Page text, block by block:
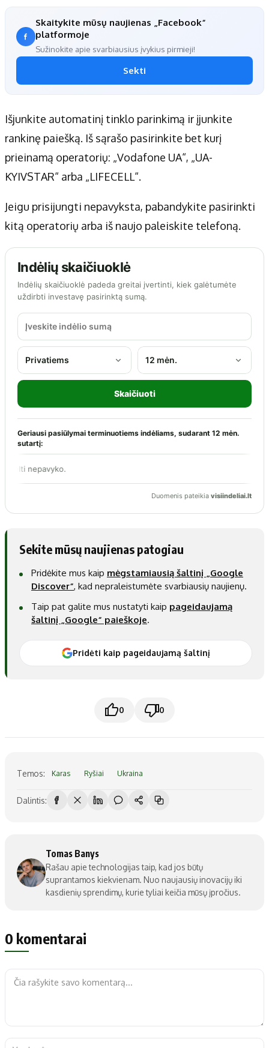
Skaitykite mūsų naujienas „Facebook“
platformoje
Sužinokite apie svarbiausius įvykius pirmieji!
Sekti
Išjunkite automatinį tinklo parinkimą ir įjunkite
rankinę paiešką. Iš sąrašo pasirinkite bet kurį
prieinamą operatorių: „Vodafone UA“, „UA-
KYIVSTAR“ arba „LIFECELL“.
Jeigu prisijungti nepavyksta, pabandykite pasirinkti
kitą operatorių arba iš naujo paleiskite telefoną.
Sekite mūsų naujienas patogiau
Pridėkite mus kaip mėgstamiausią šaltinį „Google
Discover“, kad nepraleistumėte svarbiausių naujienų.
Taip pat galite mus nustatyti kaip pageidaujamą
šaltinį „Google“ paieškoje.
Pridėti kaip pageidaujamą šaltinį
0 0
Temos: Karas Ryšiai Ukraina
Dalintis:
Tomas Banys
Rašau apie technologijas taip, kad jos būtų
suprantamos kiekvienam. Nuo naujausių inovacijų iki
kasdienių sprendimų, kurie tyliai keičia mūsų įpročius.
0 komentarai